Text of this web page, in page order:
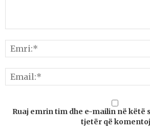
Ruaj emrin tim dhe e-mailin në këtë
tjetër që